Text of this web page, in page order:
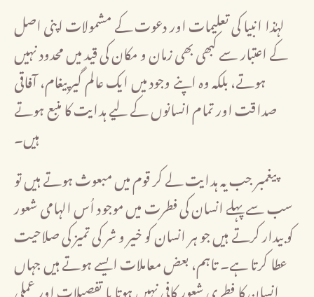
لہٰذا انبیا کی تعلیمات اور دعوت کے مشمولات اپنی اصل
کے اعتبار سے کبھی بھی زمان و مکان کی قید میں محدود نہیں
ہوتے، بلکہ وہ اپنے وجود میں ایک عالم گیر پیغام، آفاقی
صداقت اور تمام انسانوں کے لیے ہدایت کا منبع ہوتے
ہیں۔
پیغمبر جب یہ ہدایت لے کر قوم میں مبعوث ہوتے ہیں تو
سب سے پہلے انسان کی فطرت میں موجود اُس الہامی شعور
کو بیدار کرتے ہیں جو ہر انسان کو خیر و شر کی تمیز کی صلاحیت
عطا کرتا ہے۔ تاہم، بعض معاملات ایسے ہوتے ہیں جہاں
انسان کا فطری شعور کافی نہیں ہوتا یا تفصیلات اور عملی